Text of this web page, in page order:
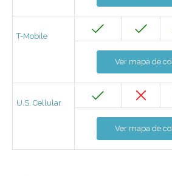
T-Mobile
Ver mapa de
U.S. Cellular
Ver mapa de